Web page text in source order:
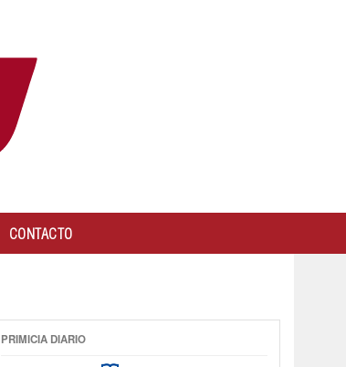
CONTACTO
PRIMICIA DIARIO